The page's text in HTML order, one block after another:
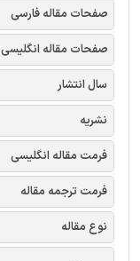
صفحات مقاله فارسی
صفحات مقاله انگلیسی
سال انتشار
نشریه
فرمت مقاله انگلیسی
فرمت ترجمه مقاله
نوع مقاله